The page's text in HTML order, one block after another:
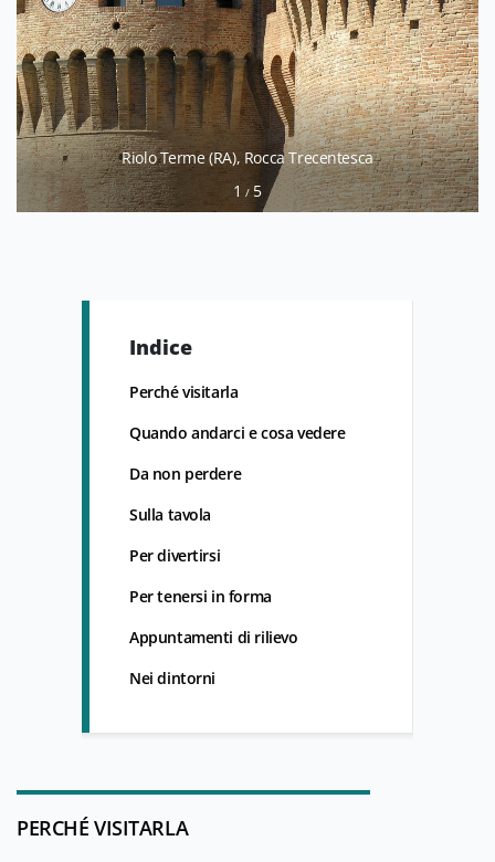
Riolo Terme (RA), Rocca Trecentesca
1 / 5
Indice
Perché visitarla
Quando andarci e cosa vedere
Da non perdere
Sulla tavola
Per divertirsi
Per tenersi in forma
Appuntamenti di rilievo
Nei dintorni
PERCHÉ VISITARLA